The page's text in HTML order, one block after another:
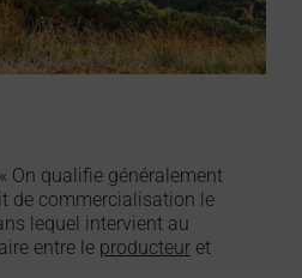
On qualifie généralement
de commercialisation le
lequel intervient au
entre le producteur et